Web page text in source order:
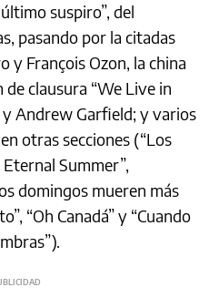
suspiro”, del
pasando por la citadas
y François Ozon, la china
de clausura “We Live in
y Andrew Garfield; y varios
otras secciones (“Los
Summer”,
domingos mueren más
“Oh Canadá” y “Cuando